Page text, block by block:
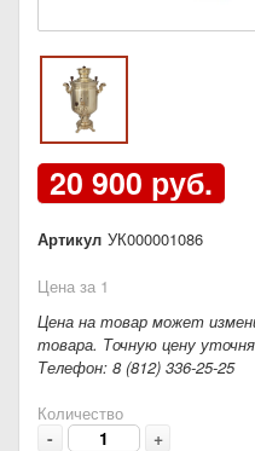
20 900 руб.
Артикул УК000001086
Цена за 1
Цена на товар может
товара. Точную цену
Телефон: 8 (812) 336-25-25
Количество
- +